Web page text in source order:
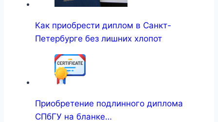
Как приобрести диплом в Санкт-
Петербурге без лишних хлопот
Приобретение подлинного диплома
СПбГУ на бланке…